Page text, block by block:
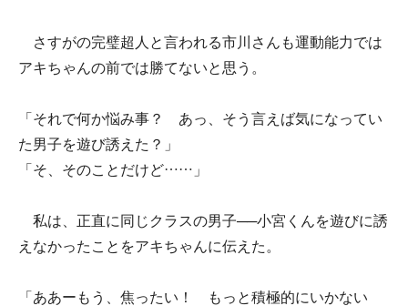
さすがの完璧超人と言われる市川さんも運動能力では
アキちゃんの前では勝てないと思う。
「それで何か悩み事？ あっ、そう言えば気になってい
た男子を遊び誘えた？」
「そ、そのことだけど……」
私は、正直に同じクラスの男子──小宮くんを遊びに誘
えなかったことをアキちゃんに伝えた。
「ああーもう、焦ったい！ もっと積極的にいかない